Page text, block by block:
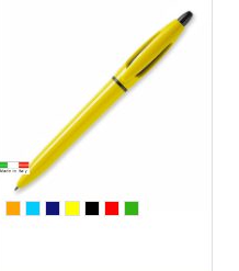
Made in Italy di alta
Personalizzabile con
vostro logo
pubblicitario.
Omaggiare una bella
penna personalizzata
rende piu' efficace la
vostra comunicazione